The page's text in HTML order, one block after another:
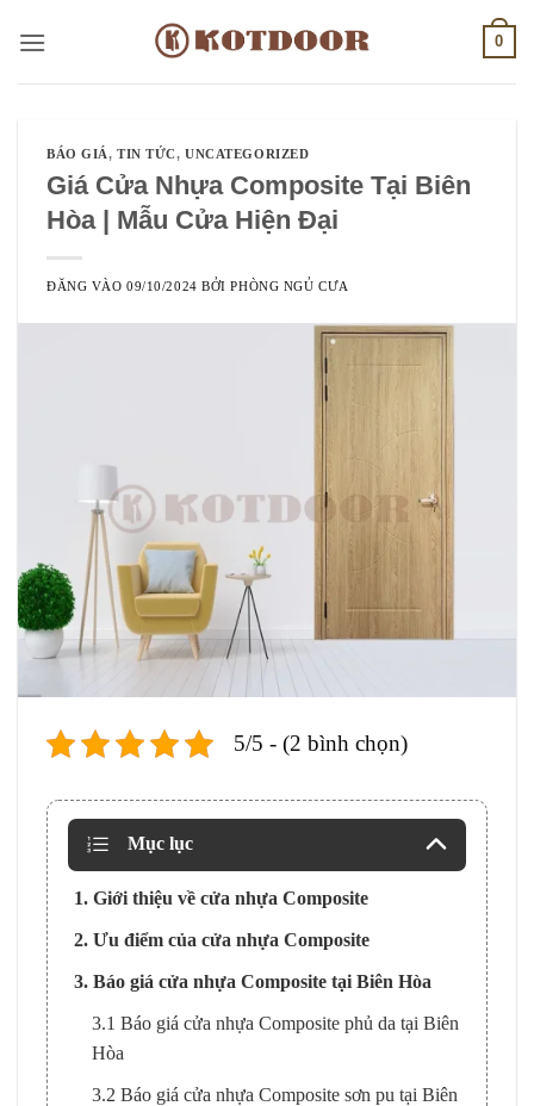
qua
0
BÁO GIÁ,TIN TỨC,UNCATEGORIZED
Giá Cửa Nhựa Composite Tại Biên
Hòa | Mẫu Cửa Hiện Đại
ĐĂNG VÀO09/10/2024 BỞIPHÒNG NGỦ CƯA
5/5 - (2 bình chọn)
Mục lục
1. Giới thiệu về cửa nhựa Composite
2. Ưu điểm của cửa nhựa Composite
3. Báo giá cửa nhựa Composite tại Biên Hòa
3.1 Báo giá cửa nhựa Composite phủ da tại Biên
Hòa
3.2 Báo giá cửa nhựa Composite sơn pu tại Biên